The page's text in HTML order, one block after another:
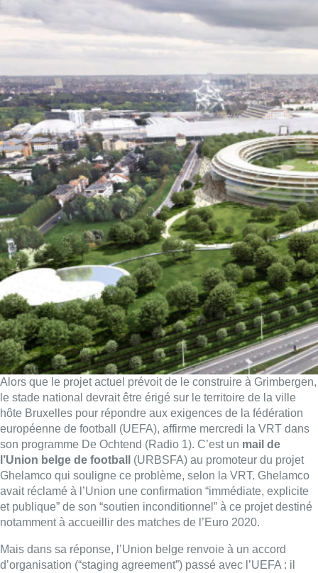
Alors que le projet actuel prévoit de le construire à Grimbergen,
le stade national devrait être érigé sur le territoire de la ville
hôte Bruxelles pour répondre aux exigences de la fédération
européenne de football (UEFA), affirme mercredi la VRT dans
son programme De Ochtend (Radio 1). C’est un mail de
l’Union belge de football
(URBSFA) au promoteur du projet
Ghelamco qui souligne ce problème, selon la VRT. Ghelamco
avait réclamé à l’Union une confirmation “immédiate, explicite
et publique” de son “soutien inconditionnel” à ce projet destiné
notamment à accueillir des matches de l’Euro 2020.
Mais dans sa réponse, l’Union belge renvoie à un accord
d’organisation (“staging agreement”) passé avec l’UEFA : il